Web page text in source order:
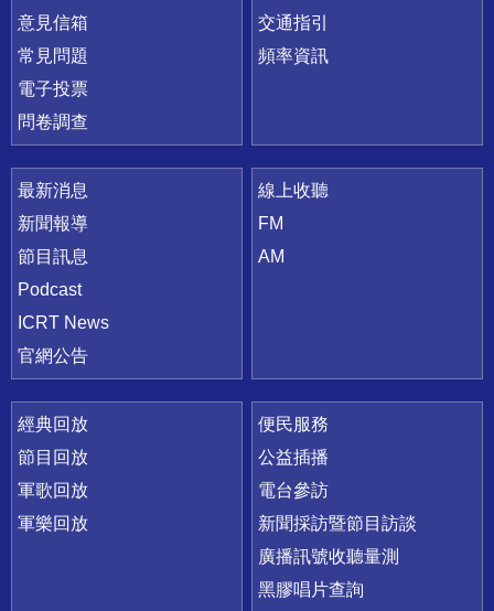
意見信箱
常見問題
電子投票
問卷調查
交通指引
頻率資訊
最新消息
新聞報導
節目訊息
Podcast
ICRT News
官網公告
線上收聽
FM
AM
經典回放
節目回放
軍歌回放
軍樂回放
便民服務
公益插播
電台參訪
新聞採訪暨節目訪談
廣播訊號收聽量測
黑膠唱片查詢